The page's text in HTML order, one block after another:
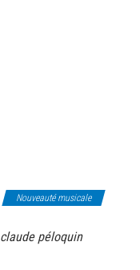
Nouveauté musicale
claude péloquin